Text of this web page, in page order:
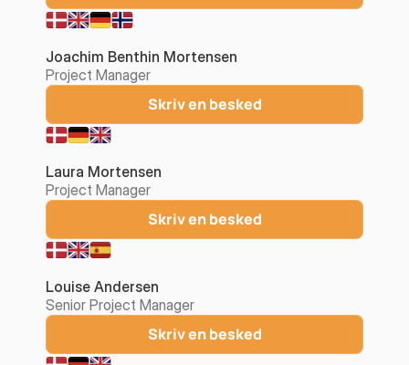
Joachim Benthin Mortensen
Project Manager
Skriv en besked
Laura Mortensen
Project Manager
Skriv en besked
Louise Andersen
Senior Project Manager
Skriv en besked